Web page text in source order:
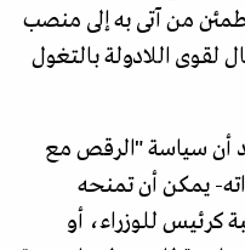
من آتى به إلى منصب
لقوى اللادولة بالتغول
أن سياسة "الرقص مع
يمكن أن تمنحه
كرئيس للوزراء، أو